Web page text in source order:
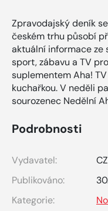
Zpravodajský deník
českém trhu působí
aktuální informace ze
sport, zábavu a TV
suplementem Aha!
kuchařkou. V neděli
sourozenec Nedělní
Podrobnosti
Vydavatel:
Publikováno:
Kategorie: